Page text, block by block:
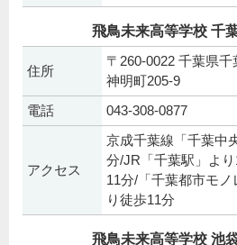
飛鳥未来高等学校 千
住所
〒260-0022 千葉県千
神明町205-9
電話 043-308-0877
アクセス
京成千葉線「千葉中
分/JR「千葉駅」よ
11分/「千葉都市モ
り徒歩11分
飛鳥未来高等学校 池